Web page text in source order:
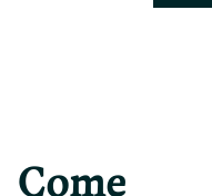
Come